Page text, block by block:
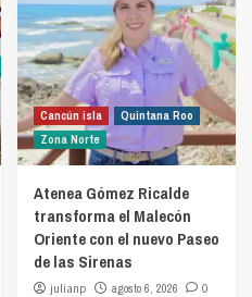
Cancún isla
Quintana Roo
Zona Norte
Atenea Gómez Ricalde
transforma el Malecón
Oriente con el nuevo Paseo
de las Sirenas
julianp agosto 6, 2026 0